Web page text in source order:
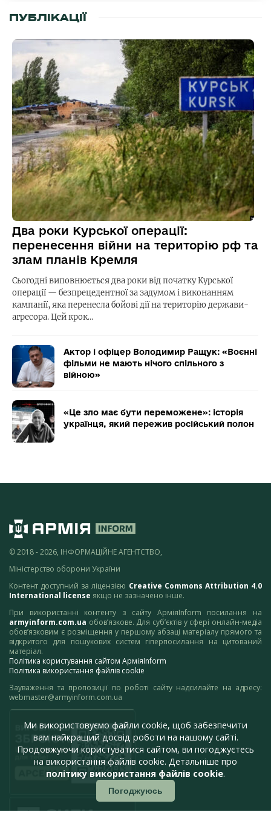
ПУБЛІКАЦІЇ
Два роки Курської операції:
перенесення війни на територію рф та
злам планів Кремля
Сьогодні виповнюється два роки від початку Курської
операції — безпрецедентної за задумом і виконанням
кампанії, яка перенесла бойові дії на територію держави-
агресора. Цей крок…
Актор і офіцер Володимир Ращук: «Воєнні
фільми не мають нічого спільного з
війною»
«Це зло має бути переможене»: історія
українця, який пережив російський полон
© 2018 - 2026, ІНФОРМАЦІЙНЕ АГЕНТСТВО,
Міністерство оборони України
Контент доступний за ліцензією Creative Commons Attribution 4.0
International license якщо не зазначено інше.
При використанні контенту з сайту АрміяInform посилання на
armyinform.com.ua обов’язкове. Для суб’єктів у сфері онлайн-медіа
обов’язковим є розміщення у першому абзаці матеріалу прямого та
відкритого для пошукових систем гіперпосилання на цитований
матеріал.
Політика користування сайтом АрміяInform
Політика використання файлів cookie
Зауваження та пропозиції по роботі сайту надсилайте на адресу:
webmaster@armyinform.com.ua
Ми використовуємо файли cookie, щоб забезпечити
вам найкращий досвід роботи на нашому сайті.
Продовжуючи користуватися сайтом, ви погоджуєтесь
на використання файлів cookie. Детальніше про
політику використання файлів cookie.
Погоджуюсь